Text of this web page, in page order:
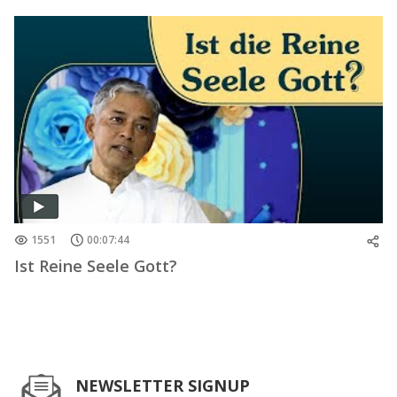
1551 00:07:44
Ist Reine Seele Gott?
NEWSLETTER SIGNUP